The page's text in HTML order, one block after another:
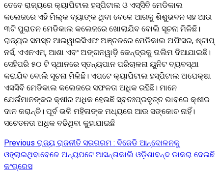
ତେବେ ରାଜ୍ୟରେ କ୍ୟାପିଟାଲ ହସ୍ପିଟାଲ ଓ ଏସ୍‌ସିିବି ମେଡିକାଲ
କଲେଜରେ ଏହି ମିଲ୍କ ବ୍ୟାଙ୍କ ଥିବା ବେଳେ ଆଗକୁ ଶିଶୁଭବନ ସହ ଆଉ
୩ଟି ପୁରାତନ ମେଡିକାଲ କଲେଜରେ ଖୋଲାଯିବ ବୋଲି ସୂଚନା ମିଳିଛି।
ରାଜ୍ୟର ସମସ୍ତ ଆଇୱାଇସିଏଫ ଅଞ୍ଚଳରେ ମେଡିକାଲ ଅଫିସର, ଷ୍ଟାପ୍
ନର୍ସ, ଏଏନଏମ୍, ଆଶା ଏବଂ ଅଙ୍ଗନୱାଡ଼ି କେନ୍ଦ୍ରକୁ ତାଲିମ ଦିଆଯାଇଛି।
ସେହିପରି ୫୦ ଟି ସ୍ଥାନରେ ସ୍ତନ୍ୟପାନ ପରିଚାଳନା ୟୁନିଟ ବ୍ୟବସ୍ଥା
କରାଯିବ ବୋଲି ସୂଚନା ମିଳିଛି। ଏପଟେ କ୍ୟାପିଟାଲ ହସ୍ପିଟାଲ ଅପେକ୍ଷା
ଏସସିବି ମେଡିକାଲ କଲେଜରେ ସଫଳତା ଅଧିକ ରହିଛି। ମାନେ
ଯେଉଁମାନଙ୍କର କ୍ଷୀର ଅଧିକ ହେଉଛି ସ୍ବତଃପ୍ରବୃତ୍ତ ଭାବରେ କ୍ଷୀର
ଦାନ କରାନ୍ତି। ପୂର୍ବ ଭଳି ମହିଳାଙ୍କ ମଧ୍ୟରେ ଆଉ ସଙ୍କୋଚ ନାହିଁ।
ସଚେତନତା ଅଧିକ ବଢିଥିବା କୁହାଯାଇଛି
Continue
Reading
Previous ରାଜ୍ୟ ରାଜନୀତି ସରଗରମ : ବିଜେଡି ଆନ୍ଦୋଳନକୁ
ଓହ୍ଲାଇଥିବାବେଳେ ଅନ୍ୟପଟେ ଆସନ୍ତାକାଲି ଓଡ଼ିଶାବନ୍ଦ ଡାକରା ଦେଇଛି
କଂଗ୍ରେସ